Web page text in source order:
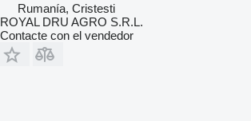
Rumanía, Cristesti
ROYAL DRU AGRO S.R.L.
Contacte con el vendedor